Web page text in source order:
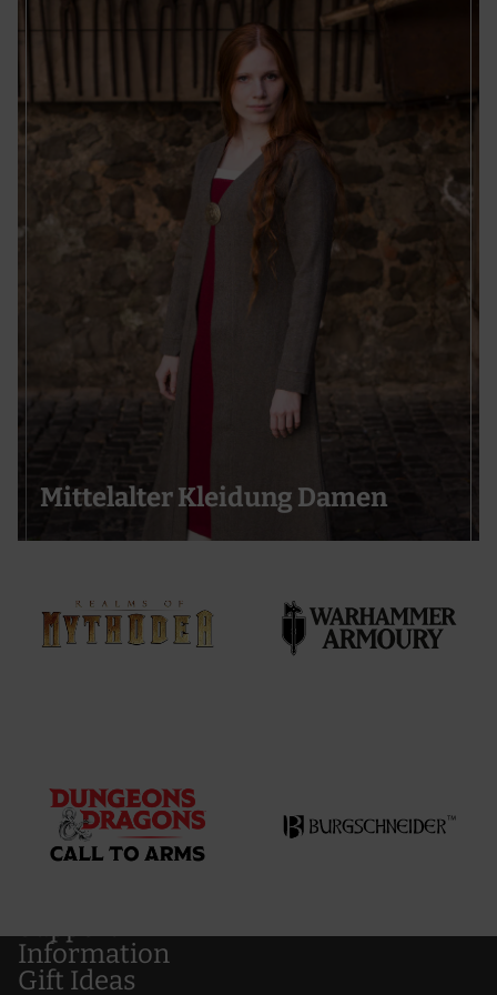
Mittelalter Kleidung Damen
Information
Gift Ideas
Endgeräteeigenschaften zur Identifikation aktiv abfragen